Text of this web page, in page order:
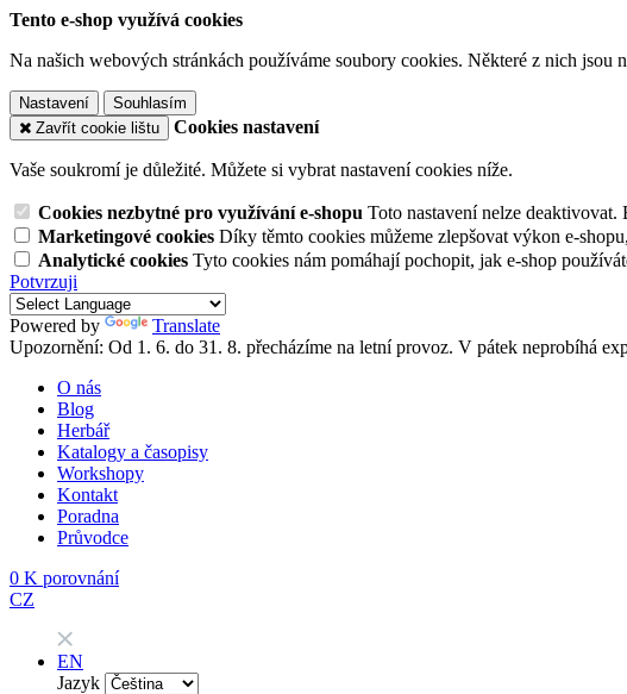
Tento e-shop využívá cookies
Na našich webových stránkách používáme soubory cookies. Některé z nich
Nastavení
Souhlasím
Zavřít cookie lištu
Cookies nastavení
Vaše soukromí je důležité. Můžete si vybrat nastavení cookies níže.
Cookies nezbytné pro využívání e-shopu Toto nastavení nelze deaktivovat.
Marketingové cookies Díky těmto cookies můžeme zlepšovat výkon e-
Analytické cookies Tyto cookies nám pomáhají pochopit, jak e-shop
Potvrzuji
Powered by
Translate
Upozornění: Od 1. 6. do 31. 8. přecházíme na letní provoz. V pátek neprobíhá
O nás
Blog
Herbář
Katalogy a časopisy
Workshopy
Kontakt
Poradna
Průvodce
0 K porovnání
CZ
EN
Jazyk